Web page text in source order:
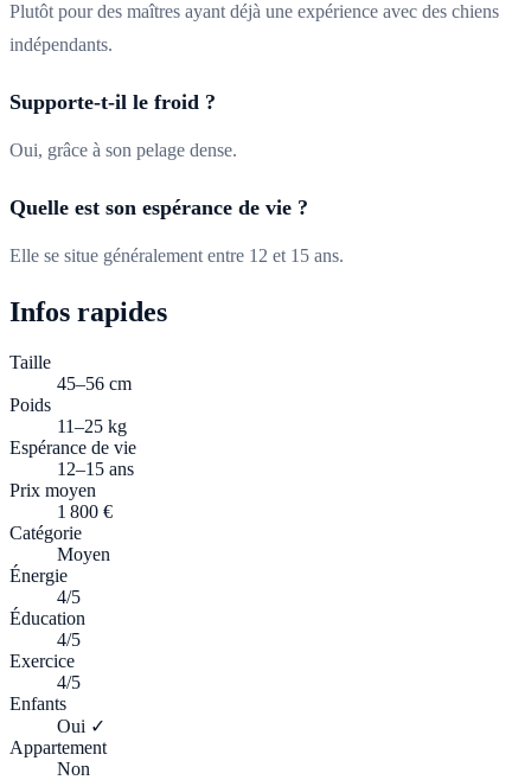
Plutôt pour des maîtres ayant déjà une expérience avec des chiens
indépendants.
Supporte-t-il le froid ?
Oui, grâce à son pelage dense.
Quelle est son espérance de vie ?
Elle se situe généralement entre 12 et 15 ans.
Infos rapides
Taille
45–56 cm
Poids
11–25 kg
Espérance de vie
12–15 ans
Prix moyen
1 800 €
Catégorie
Moyen
Énergie
4/5
Éducation
4/5
Exercice
4/5
Enfants
Oui ✓
Appartement
Non